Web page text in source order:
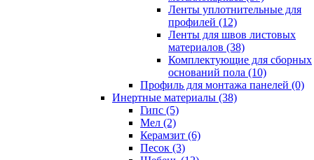
Ленты уплотнительные для
профилей (12)
Ленты для швов листовых
материалов (38)
Комплектующие для сборных
оснований пола (10)
Профиль для монтажа панелей (0)
Инертные материалы (38)
Гипс (5)
Мел (2)
Керамзит (6)
Песок (3)